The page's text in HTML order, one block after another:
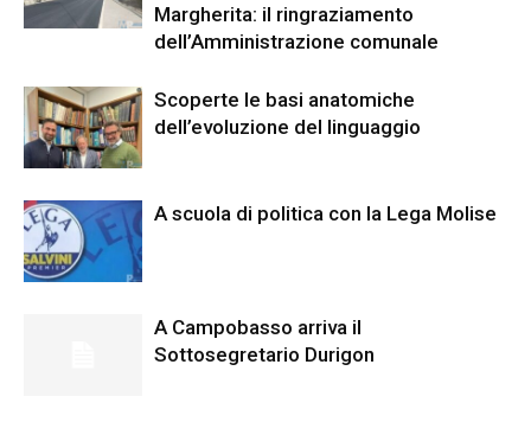
Margherita: il ringraziamento
dell’Amministrazione comunale
Scoperte le basi anatomiche
dell’evoluzione del linguaggio
A scuola di politica con la Lega Molise
A Campobasso arriva il
Sottosegretario Durigon